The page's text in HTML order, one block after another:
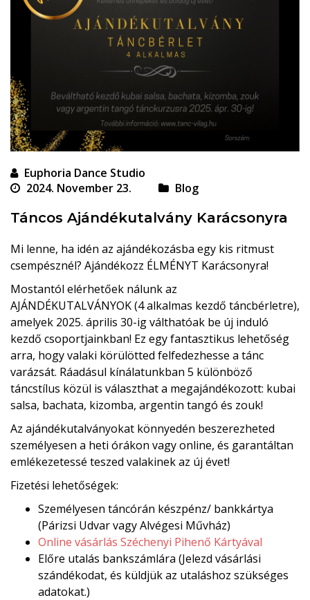
Euphoria Dance Studio
2024. November 23.
Blog
Táncos Ajándékutalvány Karácsonyra
Mi lenne, ha idén az ajándékozásba egy kis ritmust
csempésznél? Ajándékozz ÉLMÉNYT Karácsonyra!
Mostantól elérhetőek nálunk az
AJÁNDÉKUTALVÁNYOK (4 alkalmas kezdő táncbérletre),
amelyek 2025. április 30-ig válthatóak be új induló
kezdő csoportjainkban! Ez egy fantasztikus lehetőség
arra, hogy valaki körülötted felfedezhesse a tánc
varázsát. Ráadásul kínálatunkban 5 különböző
táncstílus közül is választhat a megajándékozott: kubai
salsa, bachata, kizomba, argentin tangó és zouk!
Az ajándékutalványokat könnyedén beszerezheted
személyesen a heti órákon vagy online, és garantáltan
emlékezetessé teszed valakinek az új évet!
Fizetési lehetőségek:
Személyesen táncórán készpénz/ bankkártya
(Párizsi Udvar vagy Alvégesi Művház)
Online vásárlás Széchenyi Pihenő Kártyával
Előre utalás bankszámlára (Jelezd vásárlási
szándékodat, és küldjük az utaláshoz szükséges
adatokat.)